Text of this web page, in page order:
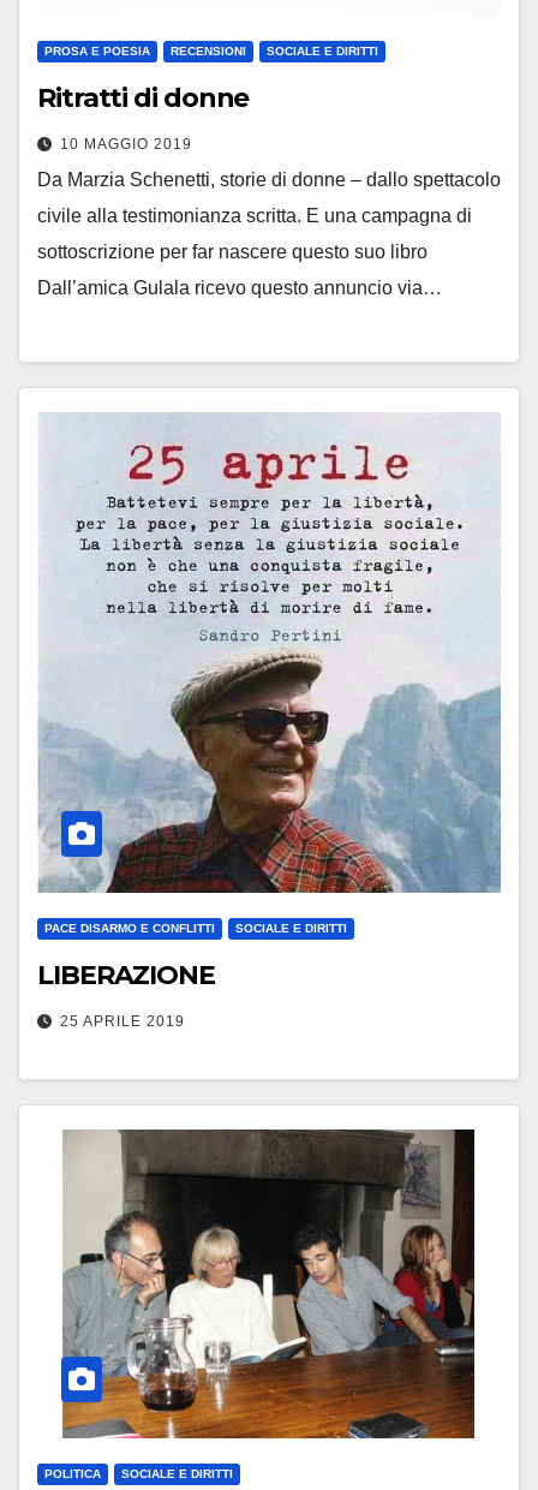
PROSA E POESIA RECENSIONI SOCIALE E DIRITTI
Ritratti di donne
10 MAGGIO 2019
Da Marzia Schenetti, storie di donne – dallo spettacolo
civile alla testimonianza scritta. E una campagna di
sottoscrizione per far nascere questo suo libro
Dall’amica Gulala ricevo questo annuncio via…
PACE DISARMO E CONFLITTI SOCIALE E DIRITTI
LIBERAZIONE
25 APRILE 2019
POLITICA SOCIALE E DIRITTI